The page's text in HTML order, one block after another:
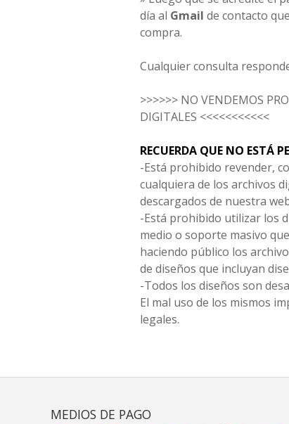
día al Gmail de contacto
compra.
Cualquier consulta
>>>>>> NO VENDEMOS
DIGITALES <<<<<<<<<<<
RECUERDA QUE NO ESTÁ
-Está prohibido revender,
cualquiera de los archivos
descargados de nuestra
-Está prohibido utilizar los
medio o soporte masivo
haciendo público los
de diseños que incluyan
-Todos los diseños son
El mal uso de los mismos
legales.
MEDIOS DE PAGO